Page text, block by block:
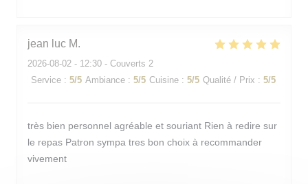
jean luc M
2026-08-02 - 12:30 - Couverts 2
Service : 5/5 Ambiance : 5/5 Cuisine : 5/5 Qualité / Prix : 5/5
très bien personnel agréable et souriant Rien à redire sur
le repas Patron sympa tres bon choix à recommander
vivement